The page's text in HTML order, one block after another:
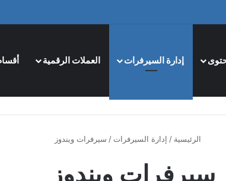
إدارة السيرفرات العملات الرقمية
الرئيسية / إدارة السيرفرات / سيرفرات ويندوز
سيرفرات ويندوز